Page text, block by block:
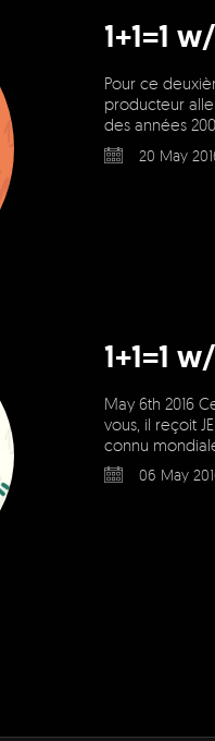
1+1=1
Pour ce
producteur
des années
20 May
1+1=1
May 6th 2016
vous, il reçoit
connu
06 May